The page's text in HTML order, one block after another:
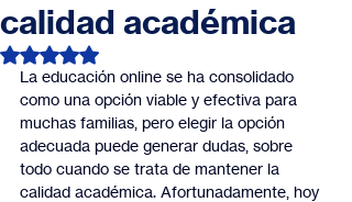
calidad académica
Obtuvo NaN de 5 estrellas.
La educación online se ha consolidado
como una opción viable y efectiva para
muchas familias, pero elegir la opción
adecuada puede generar dudas, sobre
todo cuando se trata de mantener la
calidad académica. Afortunadamente, hoy